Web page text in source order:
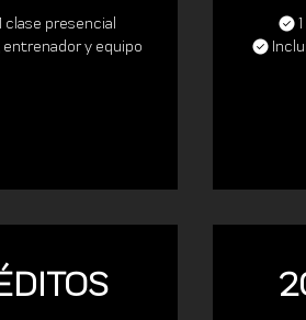
clase presencial
entrenador y equipo